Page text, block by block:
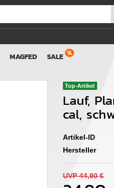
MAGFED SALE
Top-Artikel
Lauf,
cal,
Artikel-ID
Hersteller
UVP 44,90 €